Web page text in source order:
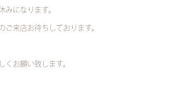
みになります。
ご来店お待ちしております。
お願い致します。